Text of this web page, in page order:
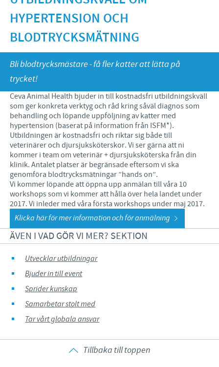
Häst
Nötkreatur
Gris
Sprider kunskap
Samarbetar stolt med
Tar vårt globala ansvar
Aktuellt
KONTAKTA OSS
Nyhetsbrev
Kontaktuppgifter
Ansök om sponsring
ÅTERFÖRSÄLJARE
Våra återförsäljare
Bli återförsäljare
Ceva OnlineUtbildning
Resurscenter för återförsäljare - marknadsmaterial
HYPERTENSION OCH
BLODTRYCKSMÄTNING
Bli blodtrycksmästare - få fler katter att lätta på
trycket!
Ceva Animal Health bjuder in till kostnadsfri utbildningskväll
som ger konkreta verktyg och råd kring såväl diagnos som
behandling och löpande uppföljning av katter med
hypertension (baserat på information från ISFM*).
Utbildningen är kostnadsfri och riktar sig både till
veterinärer och djursjuksköterskor. Vi ser gärna att ni
kommer i team om veterinär + djursjuksköterska från din
klinik. Antalet platser är begränsade eftersom vi ska
genomföra blodtrycksmätningar ”hands on”.
Vi kommer löpande att öppna upp anmälan till våra 10
workshops som vi kommer att hålla över hela landet under
2017. Vi inleder med våra första workshops under maj 2017.
Klicka här för mer information och för anmälning
ÄVEN I VAD GÖR VI MER? SEKTION
Utvecklar utbildningar
Bjuder in till event
Sprider kunskap
Samarbetar stolt med
Tar vårt globala ansvar
Tillbaka till toppen